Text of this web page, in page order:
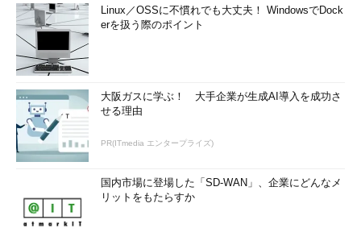
Linux／OSSに不慣れでも大丈夫！ WindowsでDock
erを扱う際のポイント
大阪ガスに学ぶ！ 大手企業が生成AI導入を成功さ
せる理由
PR(ITmedia エンタープライズ)
国内市場に登場した「SD-WAN」、企業にどんなメ
リットをもたらすか